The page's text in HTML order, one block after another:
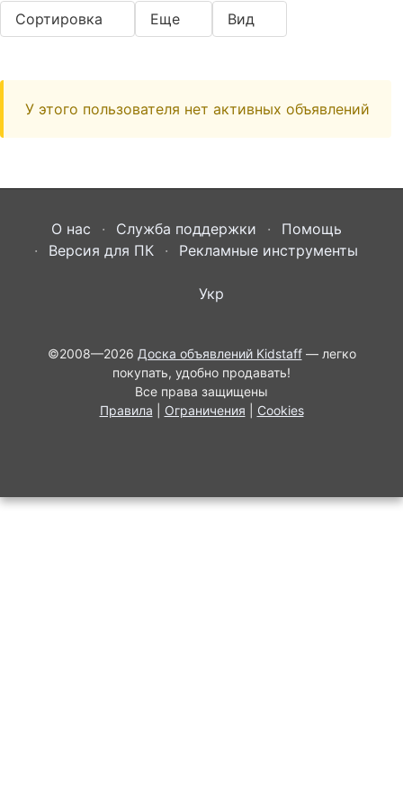
Сортировка Еще Вид
У этого пользователя нет активных объявлений
О нас Служба поддержки
Помощь
Версия для ПК
Рекламные инструменты
Укр
©2008—2026 Доска объявлений Kidstaff— легко
покупать, удобно продавать!
Все права защищены
Правила
Ограничения Cookies